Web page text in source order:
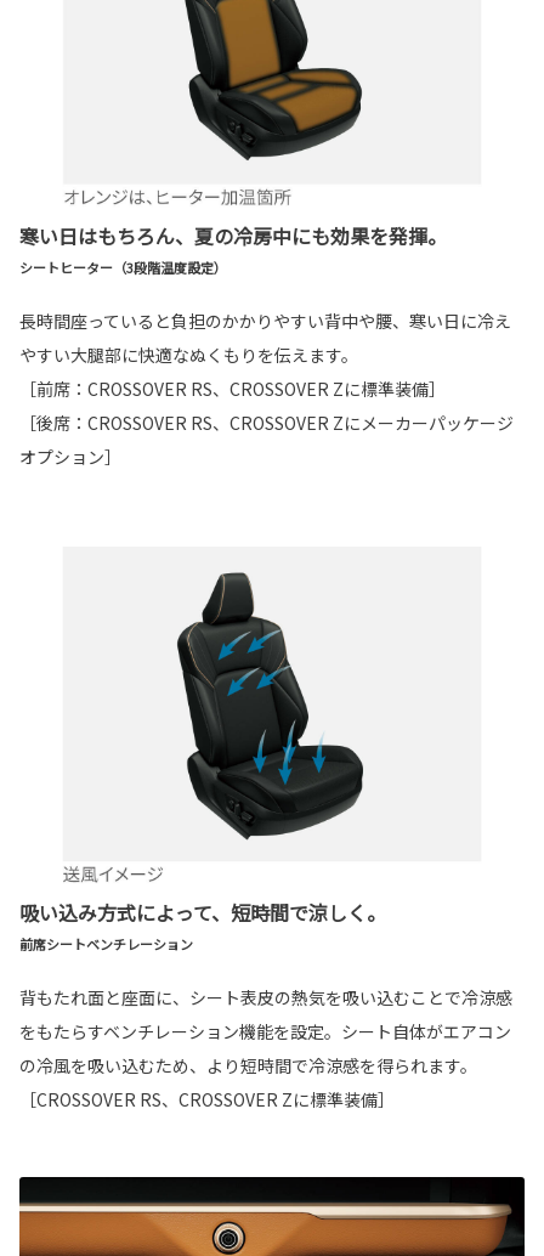
寒い日はもちろん、夏の冷房中にも効果を発揮。
シートヒーター（3段階温度設定）
長時間座っていると負担のかかりやすい背中や腰、寒い日に冷え
やすい大腿部に快適なぬくもりを伝えます。
［前席：CROSSOVER RS、CROSSOVER Zに標準装備］
［後席：CROSSOVER RS、CROSSOVER Zにメーカーパッケージ
オプション］
吸い込み方式によって、短時間で涼しく。
前席シートベンチレーション
背もたれ面と座面に、シート表皮の熱気を吸い込むことで冷涼感
をもたらすベンチレーション機能を設定。シート自体がエアコン
の冷風を吸い込むため、より短時間で冷涼感を得られます。
［CROSSOVER RS、CROSSOVER Zに標準装備］